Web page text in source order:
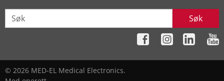
Søk
© 2026 MED-EL Medical Electronics.